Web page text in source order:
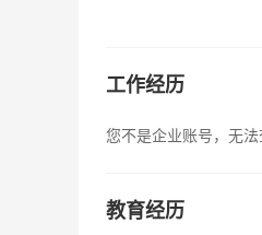
工作经历
您不是企业账号，无法
教育经历